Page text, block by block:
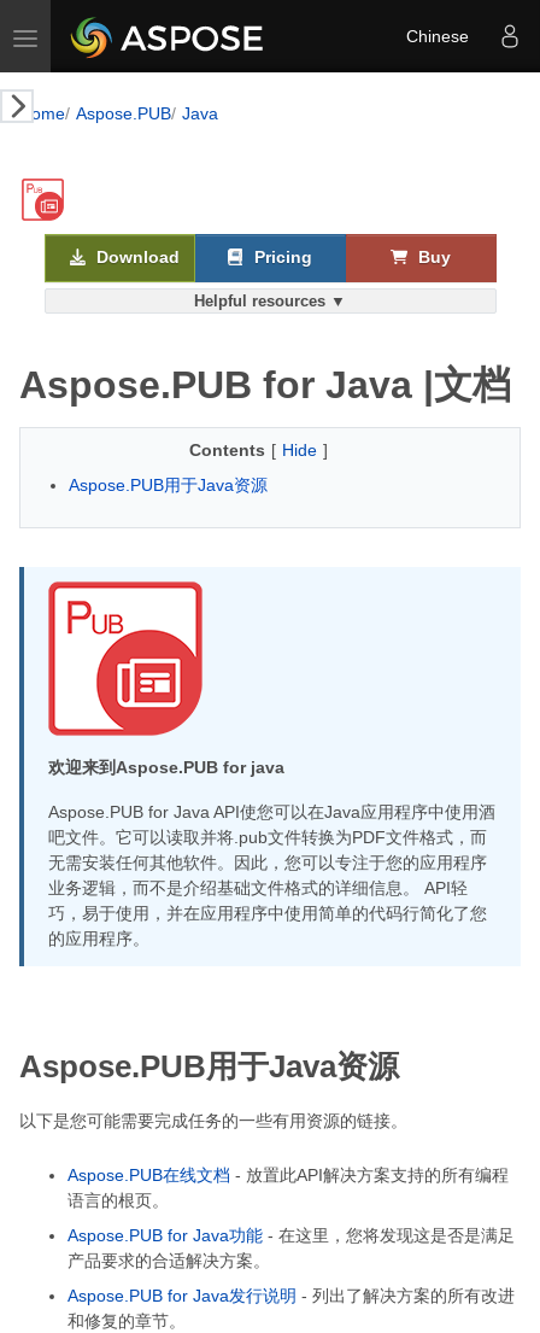
Toggle navigation Chinese
Home Aspose.PUB Java
Helpful resources ▼
Download Pricing Buy
Aspose.PUB for Java |文档
Contents [ Hide ]
Aspose.PUB用于Java资源
欢迎来到Aspose.PUB for java
Aspose.PUB for Java API使您可以在Java应用程序中使用酒
吧文件。它可以读取并将.pub文件转换为PDF文件格式，而
无需安装任何其他软件。因此，您可以专注于您的应用程序
业务逻辑，而不是介绍基础文件格式的详细信息。 API轻
巧，易于使用，并在应用程序中使用简单的代码行简化了您
的应用程序。
Aspose.PUB用于Java资源
以下是您可能需要完成任务的一些有用资源的链接。
Aspose.PUB在线文档 - 放置此API解决方案支持的所有编程
语言的根页。
Aspose.PUB for Java功能 - 在这里，您将发现这是否是满足
产品要求的合适解决方案。
Aspose.PUB for Java发行说明 - 列出了解决方案的所有改进
和修复的章节。